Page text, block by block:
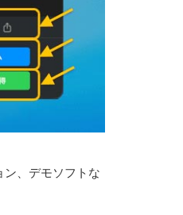
ン、デモソフトな